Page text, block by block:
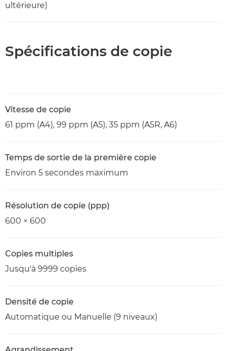
ultérieure)
Spécifications de copie
Vitesse de copie
61 ppm (A4), 99 ppm (A5), 35 ppm (A5R, A6)
Temps de sortie de la première copie
Environ 5 secondes maximum
Résolution de copie (ppp)
600 × 600
Copies multiples
Jusqu'à 9999 copies
Densité de copie
Automatique ou Manuelle (9 niveaux)